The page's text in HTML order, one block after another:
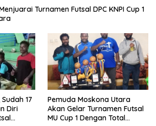
Turnamen Futsal DPC KNPI Cup 1
17
Diri
Pemuda Moskona Utara
Akan Gelar Turnamen Futsal
MU Cup 1 Dengan Total